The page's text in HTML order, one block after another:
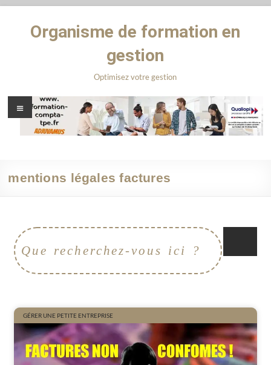
Organisme de formation en
gestion
Optimisez votre gestion
mentions légales factures
GÉRER UNE PETITE ENTREPRISE